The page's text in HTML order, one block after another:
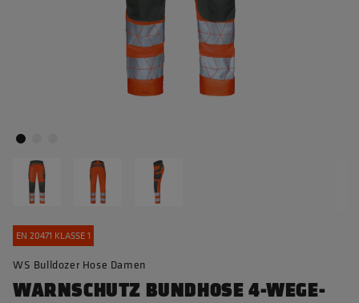
EN 20471 KLASSE 1
WS Bulldozer Hose Damen
WARNSCHUTZ BUNDHOSE 4-WEGE-